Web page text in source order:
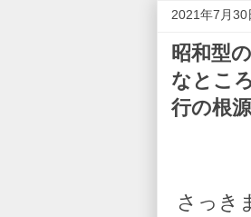
2021年7月30
昭和型
なとこ
行の根
さっき